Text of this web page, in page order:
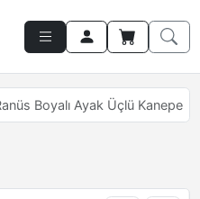
Boyalı Ayak Üçlü Kanepe